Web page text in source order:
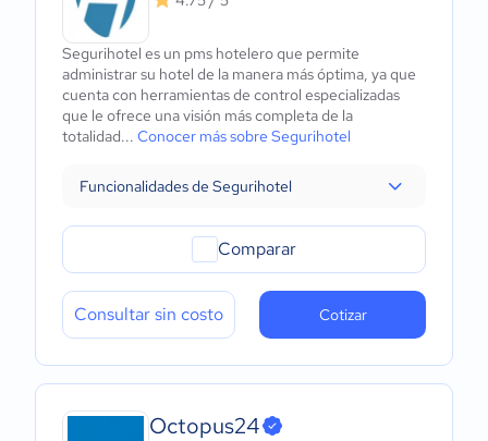
Segurihotel es un pms hotelero que permite
administrar su hotel de la manera más óptima, ya que
cuenta con herramientas de control especializadas
que le ofrece una visión más completa de la
totalidad... Conocer más sobre Segurihotel
Funcionalidades de Segurihotel
Comparar
Consultar sin costo Cotizar
Octopus24